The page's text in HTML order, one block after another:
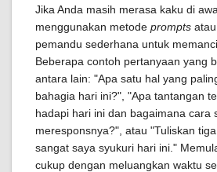
Jika Anda masih merasa kaku di
menggunakan metode prompts
pemandu sederhana untuk
Beberapa contoh pertanyaan yang
antara lain: "Apa satu hal yang
bahagia hari ini?", "Apa tantangan
hadapi hari ini dan bagaimana cara
meresponsnya?", atau "Tuliskan
sangat saya syukuri hari ini."
cukup dengan meluangkan waktu